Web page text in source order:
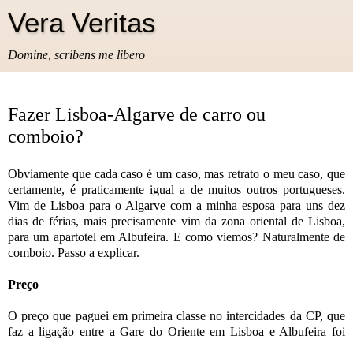
Vera Veritas
Domine, scribens me libero
Fazer Lisboa-Algarve de carro ou
comboio?
Obviamente que cada caso é um caso, mas retrato o meu caso, que
certamente, é praticamente igual a de muitos outros portugueses.
Vim de Lisboa para o Algarve com a minha esposa para uns dez
dias de férias, mais precisamente vim da zona oriental de Lisboa,
para um apartotel em Albufeira. E como viemos? Naturalmente de
comboio. Passo a explicar.
Preço
O preço que paguei em primeira classe no intercidades da CP, que
faz a ligação entre a Gare do Oriente em Lisboa e Albufeira foi